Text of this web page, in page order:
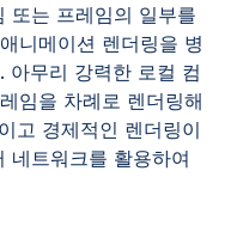
또는 프레임의 일부를
니메이션 렌더링을 병
아무리 강력한 로컬 컴
임을 차례로 렌더링해
고 경제적인 렌더링이
네트워크를 활용하여